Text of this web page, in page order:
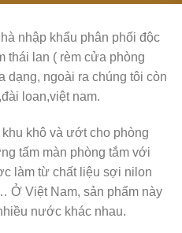
nhập khẩu phân phối độc
thái lan ( rèm cửa phòng
dạng, ngoài ra chúng tôi còn
loan,việt nam.
khô và ướt cho phòng
tấm màn phòng tắm với
làm từ chất liệu sợi nilon
Ở Việt Nam, sản phẩm này
nước khác nhau.